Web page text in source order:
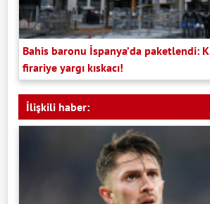
Bahis baronu İspanya’da paketlendi:
firariye yargı kıskacı!
İlişkili haber: